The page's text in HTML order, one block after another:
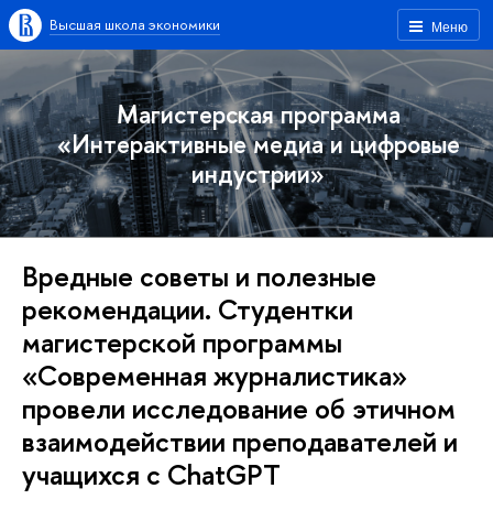
Меню
Высшая школа экономики
Магистерская программа
«Интерактивные медиа и цифровые
индустрии»
Вредные советы и полезные
рекомендации. Студентки
магистерской программы
«Современная журналистика»
провели исследование об этичном
взаимодействии преподавателей и
учащихся с ChatGPT